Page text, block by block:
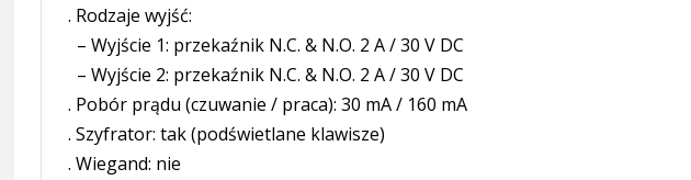
. Rodzaje wyjść:
– Wyjście 1: przekaźnik N.C. & N.O. 2 A / 30 V DC
– Wyjście 2: przekaźnik N.C. & N.O. 2 A / 30 V DC
. Pobór prądu (czuwanie / praca): 30 mA / 160 mA
. Szyfrator: tak (podświetlane klawisze)
. Wiegand: nie